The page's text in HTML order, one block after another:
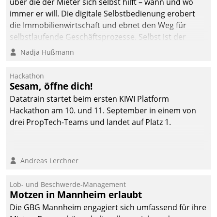
immer er will. Die digitale Selbstbedienung erobert
die Immobilienwirtschaft und ebnet den Weg für
selbstlaufende Geschäftsprozesse. Selbst ist der
Kunde und smart der Serviceanbieter.
Nadja Hußmann
Hackathon
Sesam, öffne dich!
Datatrain startet beim ersten KIWI Platform
Hackathon am 10. und 11. September in einem von
drei PropTech-Teams und landet auf Platz 1.
Andreas Lerchner
Lob- und Beschwerde-Management
Motzen in Mannheim erlaubt
Die GBG Mannheim engagiert sich umfassend für ihre